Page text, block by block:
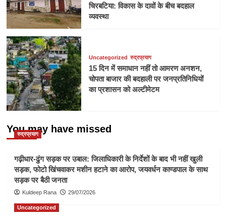
चिरबटिया: विकास के दावों के बीच बदहाल
व्यवस्था
Uncategorized रुद्रप्रयाग
15 दिन में समाधान नहीं तो आमरण अनशन,
चोपता बाजार की बदहाली पर जनप्रतिनिधियों
का प्रशासन को अल्टीमेटम
You may have missed
रुद्रप्रयाग
गढ़ीधार-ढुंग सड़क पर उबाल: जिलाधिकारी के निर्देशों के बाद भी नहीं खुली
सड़क, फोटो खिंचवाकर मशीन हटाने का आरोप, जयवर्धन काण्डपाल के साथ
सड़क पर बैठी जनता
Kuldeep Rana 29/07/2026
Uncategorized